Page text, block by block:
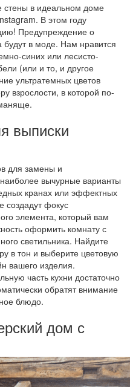
стены в идеальном доме
В этом году
Предупреждение о
в моде. Нам нравится
синих или лесисто-
(или и то, и другое
ультратемных цветов
взрослости, в которой по-
выписки
для замены и
вычурные варианты
кранах или эффектных
создадут фокус
элемента, который вам
оформить комнату с
светильника. Найдите
в тон и выберите цветовую
вашего изделия.
часть кухни достаточно
обратят внимание
блюдо.
дом с